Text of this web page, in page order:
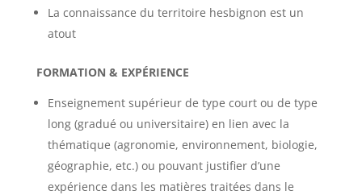
La connaissance du territoire hesbignon est un
atout
FORMATION & EXPÉRIENCE
Enseignement supérieur de type court ou de type
long (gradué ou universitaire) en lien avec la
thématique (agronomie, environnement, biologie,
géographie, etc.) ou pouvant justifier d’une
expérience dans les matières traitées dans le